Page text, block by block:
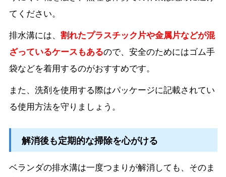
てください。
排水溝には、 割れたプラスチック片や金属片などが混
ざっているケースもあるので、安全のためにはゴム手
袋などを着用するのがおすすめです。
また、洗剤を使用する際はパッケージに記載されてい
る使用方法を守りましょう。
解消後も定期的な掃除を心がける
ベランダの排水溝は一度つまりが解消しても、そのま